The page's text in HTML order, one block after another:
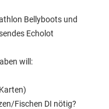
Bellyboots und
Echolot
will:
Fischen DI nötig?